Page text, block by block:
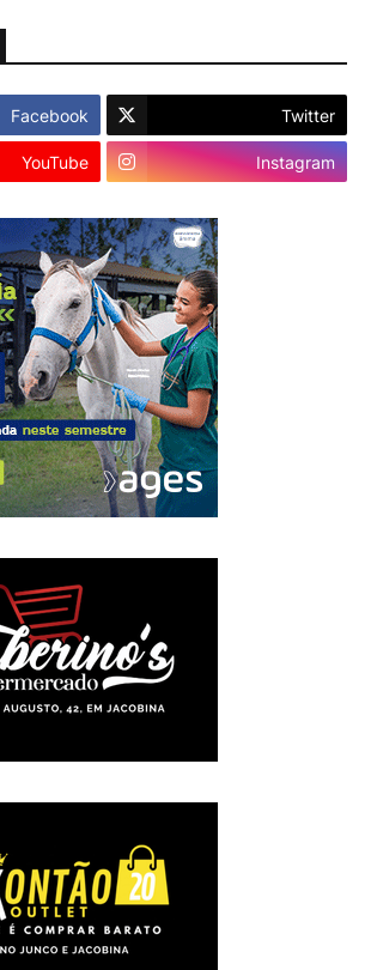
Facebook Twitter
YouTube Instagram